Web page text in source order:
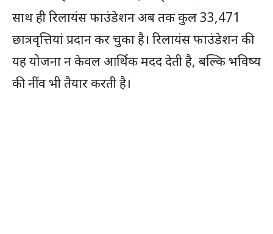
साथ ही रिलायंस फाउंडेशन अब तक कुल 33,471
छात्रवृत्तियां प्रदान कर चुका है। रिलायंस फाउंडेशन की
यह योजना न केवल आर्थिक मदद देती है, बल्कि भविष्य
की नींव भी तैयार करती है।